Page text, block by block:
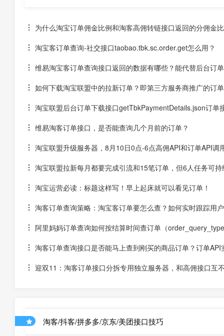
为什么淘宝订单佣金比例和淘客高佣转链接口返回的分佣金
淘宝客订单查询-社交接口taobao.tbk.sc.order.get怎么用？
维易淘宝客订单查询接口返回的数据有哪些？能代替后台订
如何下载淘宝联盟中的拉新订单？即第三方服务商推广的订
淘宝联盟后台订单下载接口getTbkPaymentDetails.json订单
维易淘客订单接口，是否能查询几个月前的订单？
淘宝联盟升级服务器，8月10日0点-6点高佣API和订单API调
淘宝联盟拉新每月都要完成引流和15笔订单，但6人任务可
淘宝运营必读：标题这样写！早上起床就可以看见订单！
淘客订单查询策略：淘宝客订单要怎么查？如何实时跟踪用
阿里妈妈订单查询如何按结算时间查订单（
淘客订单查询接口是否能马上查到刚买的商品订单？订单API
迎双11：淘客订单接口分拆专用独立服务器，和高佣接口互
淘客/抖客/拼多多/京东/美团接口技巧